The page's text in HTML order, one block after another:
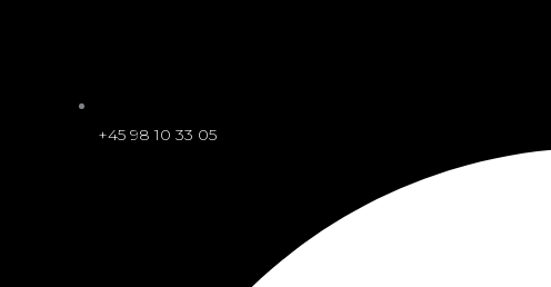
+45 98 10 33 05